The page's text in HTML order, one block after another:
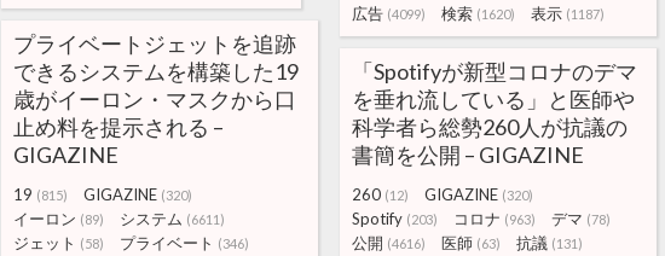
広告 (4099) 検索 (1620) 表示 (1187)
プライベートジェットを追跡
できるシステムを構築した19
歳がイーロン・マスクから口
止め料を提示される –
GIGAZINE
19 (815) GIGAZINE (320)
イーロン (89) システム (6611)
ジェット (58) プライベート (346)
「Spotifyが新型コロナのデマ
を垂れ流している」と医師や
科学者ら総勢260人が抗議の
書簡を公開 – GIGAZINE
260 (12) GIGAZINE (320)
Spotify (203) コロナ (963) デマ (78)
公開 (4616) 医師 (63) 抗議 (131)